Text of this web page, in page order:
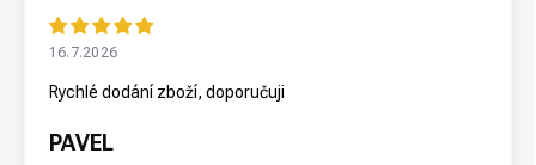
16.7.2026
Rychlé dodání zboží, doporučuji
PAVEL